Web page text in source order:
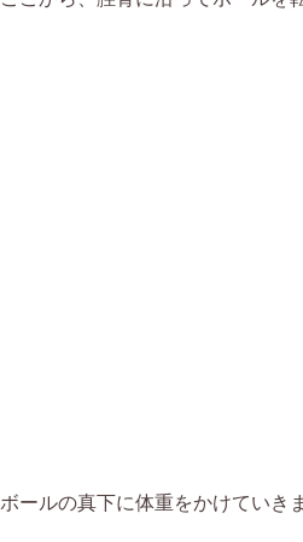
ボールの真下に体重をかけていき